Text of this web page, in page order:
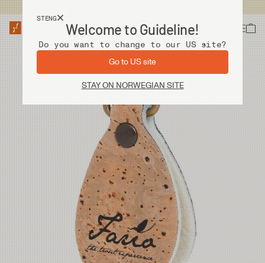
STENG
Welcome to Guideline!
Do you want to change to our US site?
Go to US site
STAY ON NORWEGIAN SITE